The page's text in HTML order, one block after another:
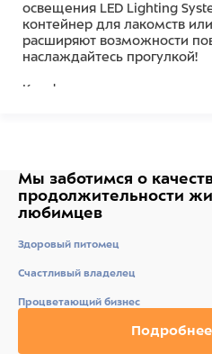
освещения LED Lighting
контейнер для лакомств
расширяют возможности
наслаждайтесь прогулкой!
Комфортная тормозная
Состав
ударопрочный пластик
Мы заботимся о
продолжительности
любимцев
Здоровый питомец
Счастливый владелец
Процветающий бизнес